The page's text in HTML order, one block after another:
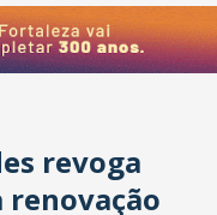
revoga